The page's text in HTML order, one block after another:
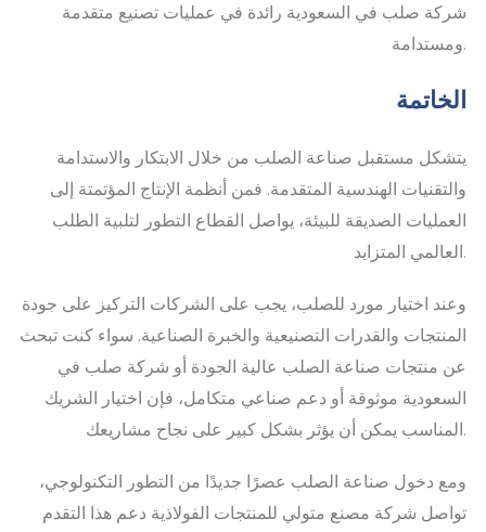
شركة صلب في السعودية رائدة في عمليات تصنيع متقدمة
ومستدامة.
الخاتمة
يتشكل مستقبل صناعة الصلب من خلال الابتكار والاستدامة
والتقنيات الهندسية المتقدمة. فمن أنظمة الإنتاج المؤتمتة إلى
العمليات الصديقة للبيئة، يواصل القطاع التطور لتلبية الطلب
العالمي المتزايد.
وعند اختيار مورد للصلب، يجب على الشركات التركيز على جودة
المنتجات والقدرات التصنيعية والخبرة الصناعية. سواء كنت تبحث
عن منتجات صناعة الصلب عالية الجودة أو شركة صلب في
السعودية موثوقة أو دعم صناعي متكامل، فإن اختيار الشريك
المناسب يمكن أن يؤثر بشكل كبير على نجاح مشاريعك.
ومع دخول صناعة الصلب عصرًا جديدًا من التطور التكنولوجي،
تواصل شركة مصنع متولي للمنتجات الفولاذية دعم هذا التقدم